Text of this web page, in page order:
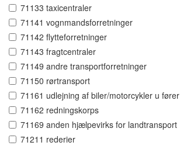
71133 taxicentraler
71141 vognmandsforretninger
71142 flytteforretninger
71143 fragtcentraler
71149 andre transportforretninger
71150 rørtransport
71161 udlejning af biler/motorcykler u fører
71162 redningskorps
71169 anden hjælpevirks for landtransport
71211 rederier